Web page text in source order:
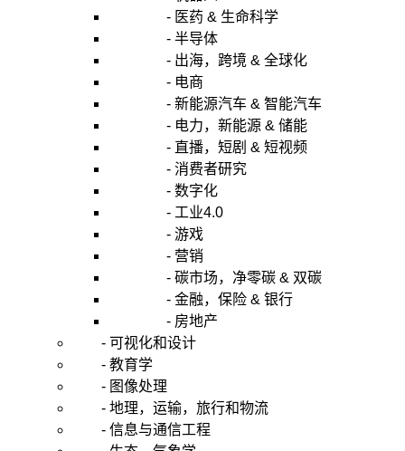
- 医药 & 生命科学
- 半导体
- 出海，跨境 & 全球化
- 电商
- 新能源汽车 & 智能汽车
- 电力，新能源 & 储能
- 直播，短剧 & 短视频
- 消费者研究
- 数字化
- 工业4.0
- 游戏
- 营销
- 碳市场，净零碳 & 双碳
- 金融，保险 & 银行
- 房地产
- 可视化和设计
- 教育学
- 图像处理
- 地理，运输，旅行和物流
- 信息与通信工程